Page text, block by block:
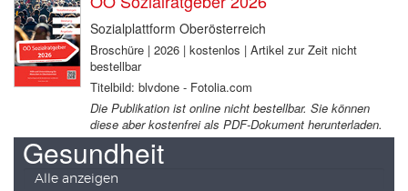
Sozialplattform Oberösterreich
Broschüre | 2026 | kostenlos | Artikel zur Zeit nicht
bestellbar
Titelbild: blvdone - Fotolia.com
Die Publikation ist online nicht bestellbar. Sie können
diese aber kostenfrei als PDF-Dokument herunterladen.
Gesundheit
Alle anzeigen